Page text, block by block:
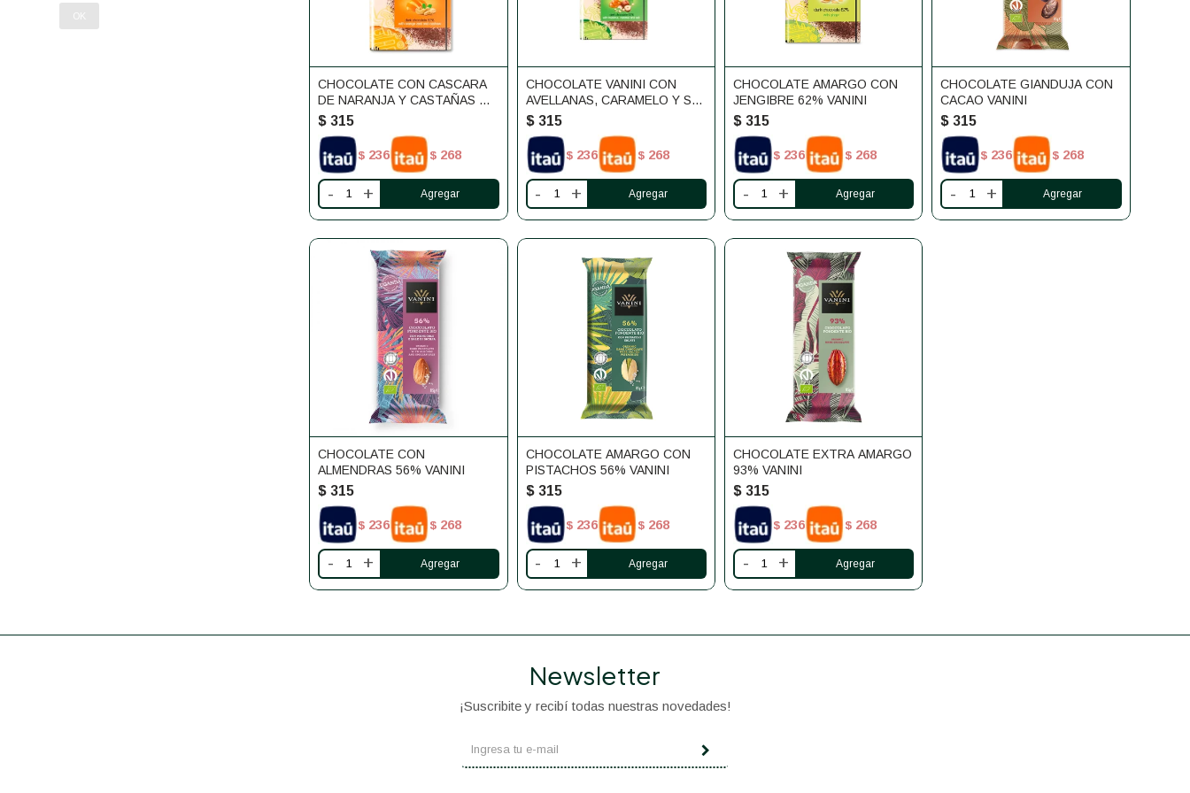
CHOCOLATE CON CASCARA
DE NARANJA Y CASTAÑAS DE
CAJU VANINI
$ 315
$ 236 $ 268
- +
CHOCOLATE VANINI CON
AVELLANAS, CARAMELO Y SAL
100G
$ 315
$ 236 $ 268
- +
CHOCOLATE AMARGO CON
JENGIBRE 62% VANINI
$ 315
$ 236 $ 268
- +
CHOCOLATE GIANDUJA CON
CACAO VANINI
$ 315
$ 236 $ 268
- +
CHOCOLATE CON
ALMENDRAS 56% VANINI
$ 315
$ 236 $ 268
- +
CHOCOLATE AMARGO CON
PISTACHOS 56% VANINI
$ 315
$ 236 $ 268
- +
CHOCOLATE EXTRA AMARGO
93% VANINI
$ 315
$ 236 $ 268
- +
OK
Newsletter
¡Suscribite y recibí todas nuestras novedades!